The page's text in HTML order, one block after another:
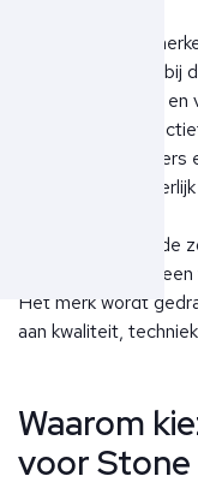
Waar veel
Stone Island juist
uitgebreid getest
innovatieve
overshirts,
maar ook
Deze voortdurende
Island wereldwijd
Het merk wordt
aan kwaliteit,
Waarom
voor Stone